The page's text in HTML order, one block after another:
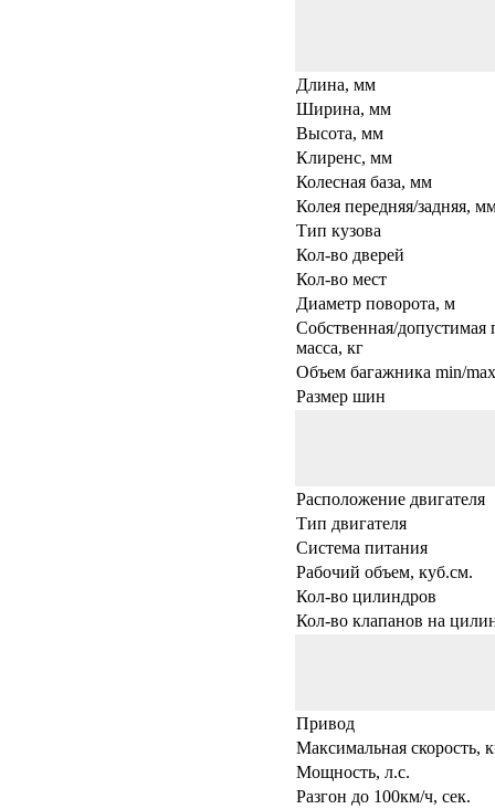
Длина, мм
Ширина, мм
Высота, мм
Клиренс, мм
Колесная база, мм
Колея передняя/задняя,
Тип кузова
Кол-во дверей
Кол-во мест
Диаметр поворота, м
Собственная/допустимая
масса, кг
Объем багажника min/
Размер шин
Расположение двигателя
Тип двигателя
Система питания
Рабочий объем, куб.см.
Кол-во цилиндров
Кол-во клапанов на
Привод
Максимальная скорость,
Мощность, л.с.
Разгон до 100км/ч, сек.